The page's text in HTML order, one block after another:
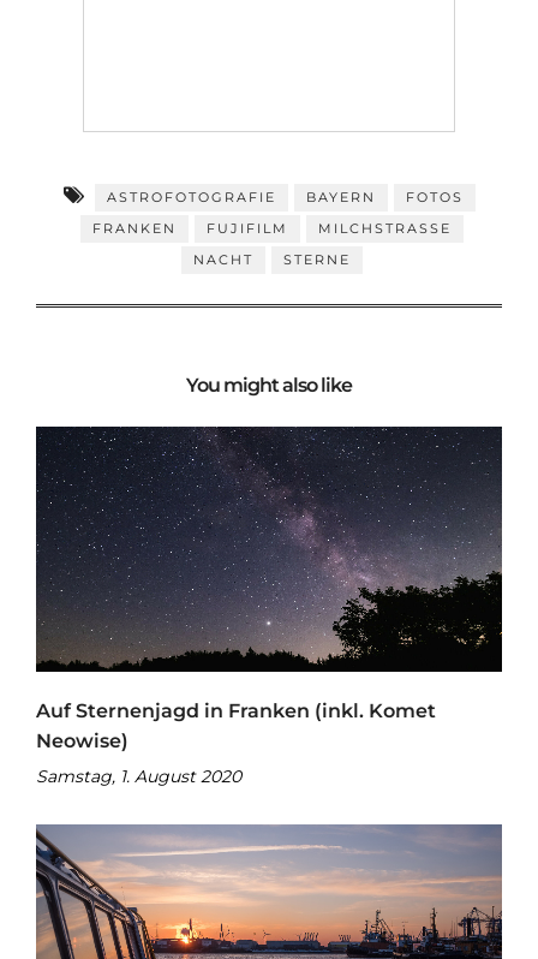
ASTROFOTOGRAFIE BAYERN
FOTOS
FRANKEN
FUJIFILM
MILCHSTRASSE
NACHT
STERNE
You might also like
Auf Sternenjagd in Franken (inkl. Komet
Neowise)
Samstag, 1. August 2020